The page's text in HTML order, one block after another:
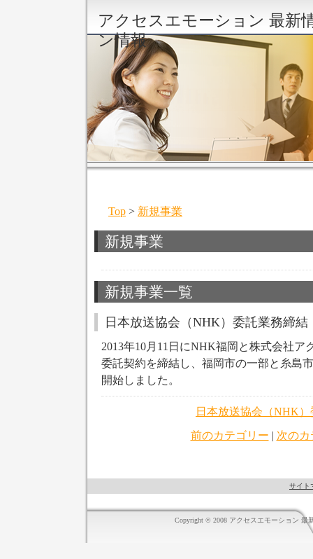
アクセスエモーション 最新
ン情報
Top > 新規事業
新規事業
新規事業一覧
日本放送協会（NHK）委託業務締結
2013年10月11日にNHK福岡と株式会社ア
委託契約を締結し、福岡市の一部と糸島
開始しました。
日本放送協会（NHK
前のカテゴリー | 次の
サイト
Copyright © 2008 アクセスエモーション 最